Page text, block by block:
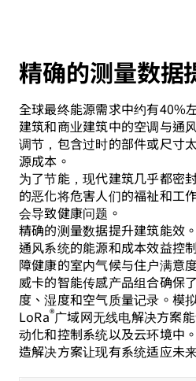
精确的测量数据
全球最终能源需求中约有40%
建筑和商业建筑中的空调与通
调节，包含过时的部件或尺寸
源成本。
为了节能，现代建筑几乎都密
的恶化将危害人们的福祉和工
会导致健康问题。
精确的测量数据提升建筑能效
通风系统的能源和成本效益控
障健康的室内气候与住户满意
威卡的智能传感产品组合确保
度、湿度和空气质量记录。模
LoRa®广域网无线电解决方案
动化和控制系统以及云环境中
造解决方案让现有系统适应未